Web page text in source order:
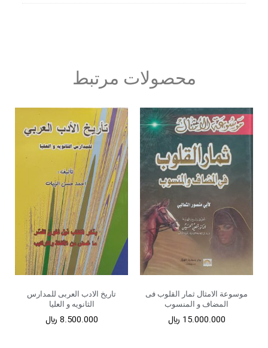
محصولات مرتبط
موسوعة الامثال ثمار القلوب فی
المضاف و المنسوب
15.000.000 ﷼
تاریخ الادب العربی للمدارس
الثانویه و العلیا
8.500.000 ﷼